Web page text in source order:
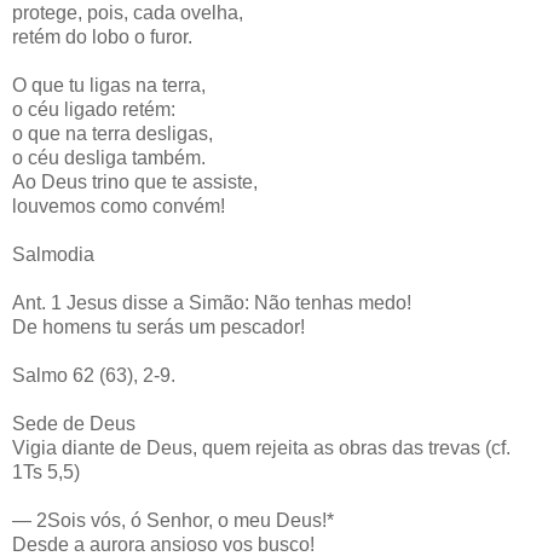
protege, pois, cada ovelha,
retém do lobo o furor.
O que tu ligas na terra,
o céu ligado retém:
o que na terra desligas,
o céu desliga também.
Ao Deus trino que te assiste,
louvemos como convém!
Salmodia
Ant. 1 Jesus disse a Simão: Não tenhas medo!
De homens tu serás um pescador!
Salmo 62 (63), 2-9.
Sede de Deus
Vigia diante de Deus, quem rejeita as obras das trevas (cf.
1Ts 5,5)
— 2Sois vós, ó Senhor, o meu Deus!*
Desde a aurora ansioso vos busco!